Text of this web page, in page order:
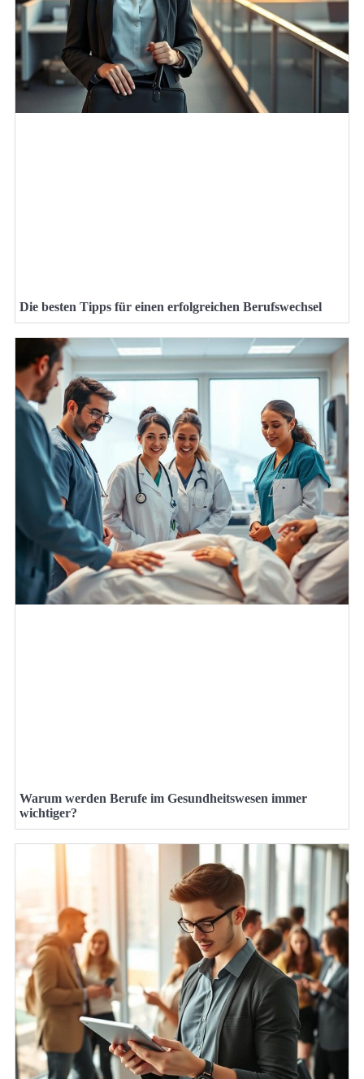
Die besten Tipps für einen erfolgreichen Berufswechsel
Warum werden Berufe im Gesundheitswesen immer
wichtiger?